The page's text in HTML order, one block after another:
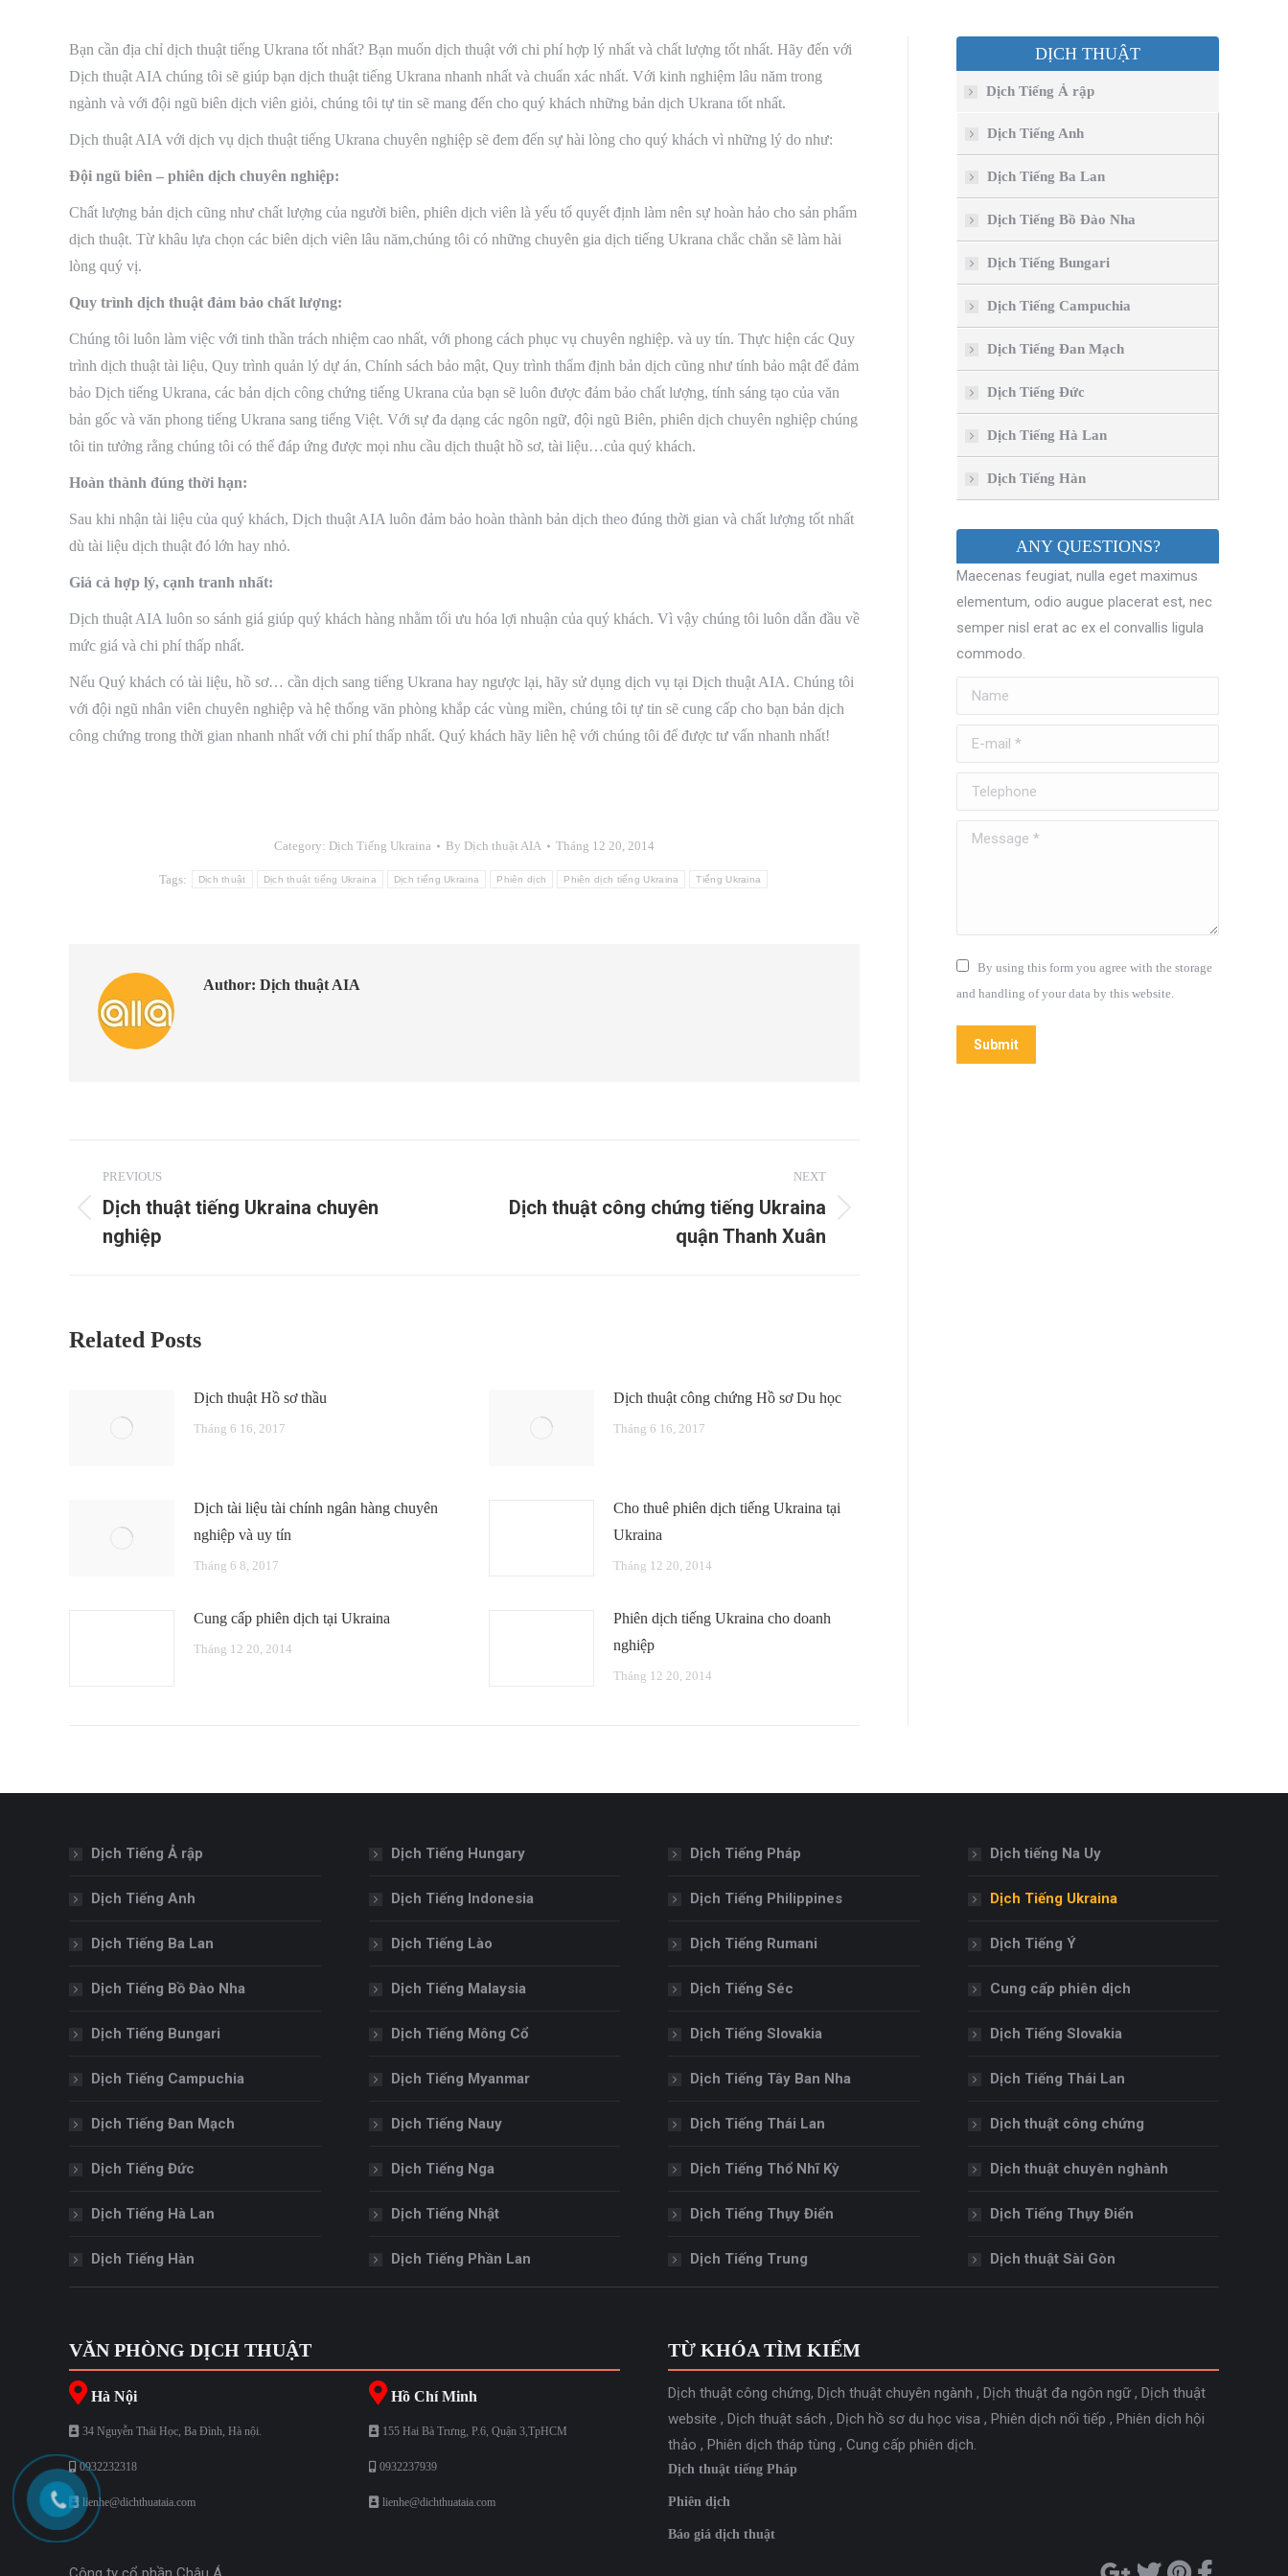
Bạn cần địa chỉ dịch thuật tiếng Ukrana tốt nhất? Bạn muốn dịch thuật với chi phí hợp lý nhất và chất lượng tốt nhất. Hãy đến với
Dịch thuật AIA chúng tôi sẽ giúp bạn dịch thuật tiếng Ukrana nhanh nhất và chuẩn xác nhất. Với kinh nghiệm lâu năm trong
ngành và với đội ngũ biên dịch viên giỏi, chúng tôi tự tin sẽ mang đến cho quý khách những bản dịch Ukrana tốt nhất.
Dịch thuật AIA với dịch vụ dịch thuật tiếng Ukrana chuyên nghiệp sẽ đem đến sự hài lòng cho quý khách vì những lý do như:
Đội ngũ biên – phiên dịch chuyên nghiệp:
Chất lượng bản dịch cũng như chất lượng của người biên, phiên dịch viên là yếu tố quyết định làm nên sự hoàn hảo cho sản phẩm
dịch thuật. Từ khâu lựa chọn các biên dịch viên lâu năm,chúng tôi có những chuyên gia dịch tiếng Ukrana chắc chắn sẽ làm hài
lòng quý vị.
Quy trình dịch thuật đảm bảo chất lượng:
Chúng tôi luôn làm việc với tinh thần trách nhiệm cao nhất, với phong cách phục vụ chuyên nghiệp. và uy tín. Thực hiện các Quy
trình dịch thuật tài liệu, Quy trình quản lý dự án, Chính sách bảo mật, Quy trình thẩm định bản dịch cũng như tính bảo mật để đảm
bảo Dịch tiếng Ukrana, các bản dịch công chứng tiếng Ukrana của bạn sẽ luôn được đảm bảo chất lượng, tính sáng tạo của văn
bản gốc và văn phong tiếng Ukrana sang tiếng Việt. Với sự đa dạng các ngôn ngữ, đội ngũ Biên, phiên dịch chuyên nghiệp chúng
tôi tin tưởng rằng chúng tôi có thể đáp ứng được mọi nhu cầu dịch thuật hồ sơ, tài liệu…của quý khách.
Hoàn thành đúng thời hạn:
Sau khi nhận tài liệu của quý khách, Dịch thuật AIA luôn đảm bảo hoàn thành bản dịch theo đúng thời gian và chất lượng tốt nhất
dù tài liệu dịch thuật đó lớn hay nhỏ.
Giá cả hợp lý, cạnh tranh nhất:
Dịch thuật AIA luôn so sánh giá giúp quý khách hàng nhằm tối ưu hóa lợi nhuận của quý khách. Vì vậy chúng tôi luôn dẫn đầu về
mức giá và chi phí thấp nhất.
Nếu Quý khách có tài liệu, hồ sơ… cần dịch sang tiếng Ukrana hay ngược lại, hãy sử dụng dịch vụ tại Dịch thuật AIA. Chúng tôi
với đội ngũ nhân viên chuyên nghiệp và hệ thống văn phòng khắp các vùng miền, chúng tôi tự tin sẽ cung cấp cho bạn bản dịch
công chứng trong thời gian nhanh nhất với chi phí thấp nhất. Quý khách hãy liên hệ với chúng tôi để được tư vấn nhanh nhất!
Category: Dịch Tiếng Ukraina By Dịch thuật AIA Tháng 12 20, 2014
Tags: Dịch thuật Dịch thuật tiếng Ukraina Dịch tiếng Ukraina Phiên dịch Phiên dịch tiếng Ukraina Tiếng Ukraina
Author: Dịch thuật AIA
navigation
PREVIOUS
Previous
post:
Dịch thuật tiếng Ukraina chuyên
nghiệp
NEXT
NextDịch thuật công chứng tiếng Ukraina
quận Thanh Xuân
Related Posts
Dịch thuật Hồ sơ thầu
Tháng 6 16, 2017
Dịch thuật công chứng Hồ sơ Du học
Tháng 6 16, 2017
Dịch tài liệu tài chính ngân hàng chuyên
nghiệp và uy tín
Tháng 6 8, 2017
Cho thuê phiên dịch tiếng Ukraina tại
Ukraina
Tháng 12 20, 2014
Cung cấp phiên dịch tại Ukraina
Tháng 12 20, 2014
Phiên dịch tiếng Ukraina cho doanh
nghiệp
Tháng 12 20, 2014
DỊCH THUẬT
Dịch Tiếng Ả rập
Dịch Tiếng Anh
Dịch Tiếng Ba Lan
Dịch Tiếng Bồ Đào Nha
Dịch Tiếng Bungari
Dịch Tiếng Campuchia
Dịch Tiếng Đan Mạch
Dịch Tiếng Đức
Dịch Tiếng Hà Lan
Dịch Tiếng Hàn
ANY QUESTIONS?
Maecenas feugiat, nulla eget maximus
elementum, odio augue placerat est, nec
semper nisl erat ac ex el convallis ligula
commodo.
Name
E-mail *
Telephone
Message *
By using this form you agree with the storage
and handling of your data by this website.
Submit
Dịch Tiếng Ả rập
Dịch Tiếng Anh
Dịch Tiếng Ba Lan
Dịch Tiếng Bồ Đào Nha
Dịch Tiếng Bungari
Dịch Tiếng Campuchia
Dịch Tiếng Đan Mạch
Dịch Tiếng Đức
Dịch Tiếng Hà Lan
Dịch Tiếng Hàn
Dịch Tiếng Hungary
Dịch Tiếng Indonesia
Dịch Tiếng Lào
Dịch Tiếng Malaysia
Dịch Tiếng Mông Cổ
Dịch Tiếng Myanmar
Dịch Tiếng Nauy
Dịch Tiếng Nga
Dịch Tiếng Nhật
Dịch Tiếng Phần Lan
Dịch Tiếng Pháp
Dịch Tiếng Philippines
Dịch Tiếng Rumani
Dịch Tiếng Séc
Dịch Tiếng Slovakia
Dịch Tiếng Tây Ban Nha
Dịch Tiếng Thái Lan
Dịch Tiếng Thổ Nhĩ Kỳ
Dịch Tiếng Thụy Điển
Dịch Tiếng Trung
Dịch tiếng Na Uy
Dịch Tiếng Ukraina
Dịch Tiếng Ý
Cung cấp phiên dịch
Dịch Tiếng Slovakia
Dịch Tiếng Thái Lan
Dịch thuật công chứng
Dịch thuật chuyên nghành
Dịch Tiếng Thụy Điển
Dịch thuật Sài Gòn
VĂN PHÒNG DỊCH THUẬT
Hà Nội
34 Nguyễn Thái Học, Ba Đình, Hà nội.
0932232318
lienhe@dichthuataia.com
Hồ Chí Minh
155 Hai Bà Trưng, P.6, Quận 3,TpHCM
0932237939
lienhe@dichthuataia.com
TỪ KHÓA TÌM KIẾM
Dịch thuật công chứng, Dịch thuật chuyên ngành , Dịch thuật đa ngôn ngữ, Dịch thuật
website , Dịch thuật sách , Dịch hồ sơ du học visa , Phiên dịch nối tiếp , Phiên dịch hội
thảo , Phiên dịch tháp tùng , Cung cấp phiên dịch.
Dịch thuật tiếng Pháp
Phiên dịch
Báo giá dịch thuật